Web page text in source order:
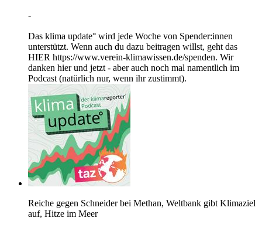
-
Das klima update° wird jede Woche von Spender:innen
unterstützt. Wenn auch du dazu beitragen willst, geht das
HIER https://www.verein-klimawissen.de/spenden. Wir
danken hier und jetzt - aber auch noch mal namentlich im
Podcast (natürlich nur, wenn ihr zustimmt).
Reiche gegen Schneider bei Methan, Weltbank gibt Klimaziel
auf, Hitze im Meer